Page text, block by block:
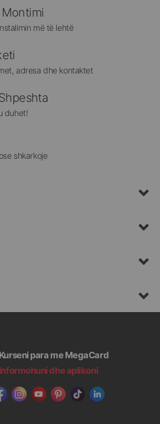
më të lehtë
adresa dhe kontaktet
duhet!
shkarkoje
Kurseni para me MegaCard
Informohuni dhe aplikoni